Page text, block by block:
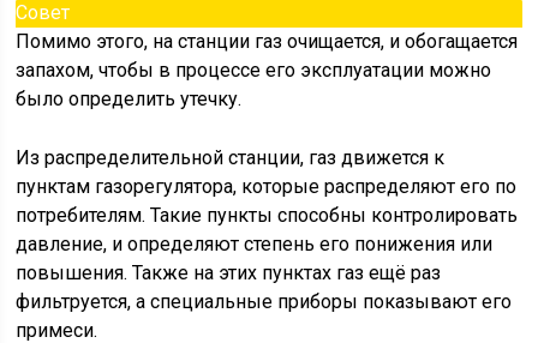
Совет
Помимо этого, на станции газ очищается, и обогащается
запахом, чтобы в процессе его эксплуатации можно
было определить утечку.
Из распределительной станции, газ движется к
пунктам газорегулятора, которые распределяют его по
потребителям. Такие пункты способны контролировать
давление, и определяют степень его понижения или
повышения. Также на этих пунктах газ ещё раз
фильтруется, а специальные приборы показывают его
примеси.